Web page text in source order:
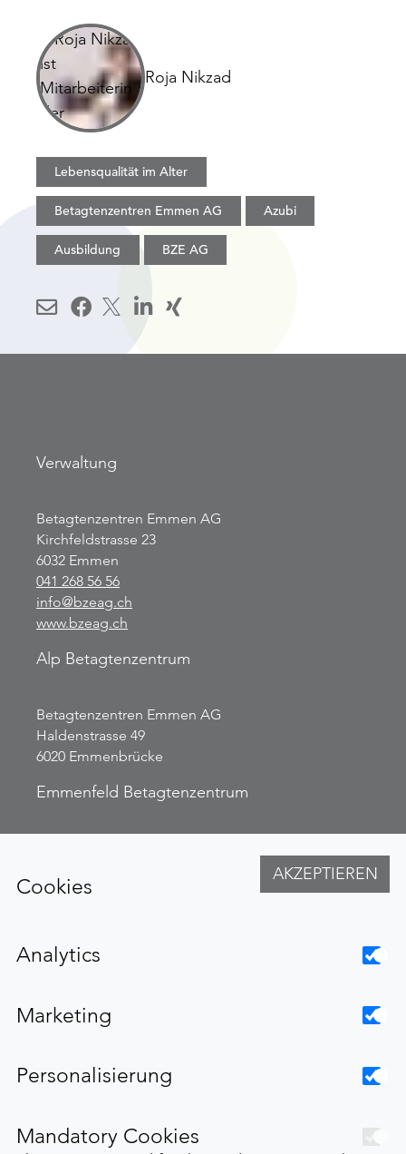
Roja Nikzad
Lebensqualität im Alter
Betagtenzentren Emmen AG Azubi
Ausbildung BZE AG
Cookies
AKZEPTIEREN
Analytics
Marketing
Personalisierung
Mandatory Cookies
Verwaltung
Betagtenzentren Emmen AG
Kirchfeldstrasse 23
6032 Emmen
041 268 56 56
info@bzeag.ch
www.bzeag.ch
Alp Betagtenzentrum
Betagtenzentren Emmen AG
Haldenstrasse 49
6020 Emmenbrücke
Emmenfeld Betagtenzentrum
6032 Emmen
Weitere Links
Datenschutzerklärung